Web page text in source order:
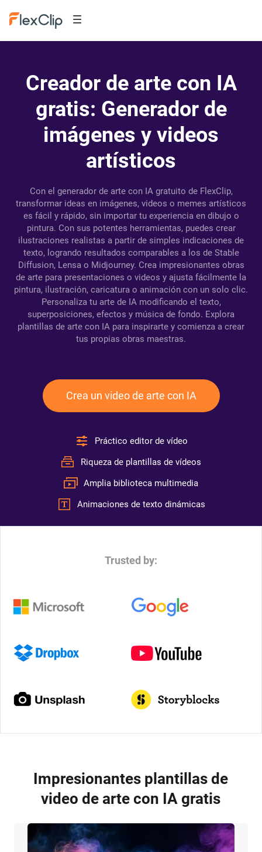
Creador de arte con IA
gratis: Generador de
imágenes y videos
artísticos
Con el generador de arte con IA gratuito de FlexClip,
transformar ideas en imágenes, videos o memes artísticos
es fácil y rápido, sin importar tu experiencia en dibujo o
pintura. Con sus potentes herramientas, puedes crear
ilustraciones realistas a partir de simples indicaciones de
texto, logrando resultados comparables a los de Stable
Diffusion, Lensa o Midjourney. Crea impresionantes obras
de arte para presentaciones o videos y ajusta fácilmente la
pintura, ilustración, caricatura o animación con un solo clic.
Personaliza tu arte de IA modificando el texto,
superposiciones, efectos y música de fondo. Explora
plantillas de arte con IA para inspirarte y comienza a crear
tus propias obras maestras.
Crea un video de arte con IA
Práctico editor de vídeo
Riqueza de plantillas de vídeos
Amplia biblioteca multimedia
Animaciones de texto dinámicas
Trusted by:
Impresionantes plantillas de
video de arte con IA gratis